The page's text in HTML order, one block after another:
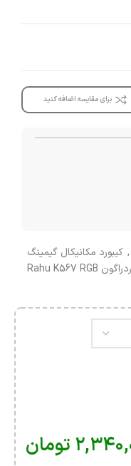
برای مقایسه اضافه کنید
, کیبورد مکانیکال گیمینگ
ردراگون Rahu K567 RGB
تومان